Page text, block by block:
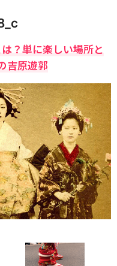
？単に楽しい場所と
吉原遊郭